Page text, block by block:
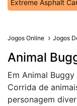
Extreme Asphalt
Jogos Online Jogos
Animal
Em Animal
Corrida de
personagem